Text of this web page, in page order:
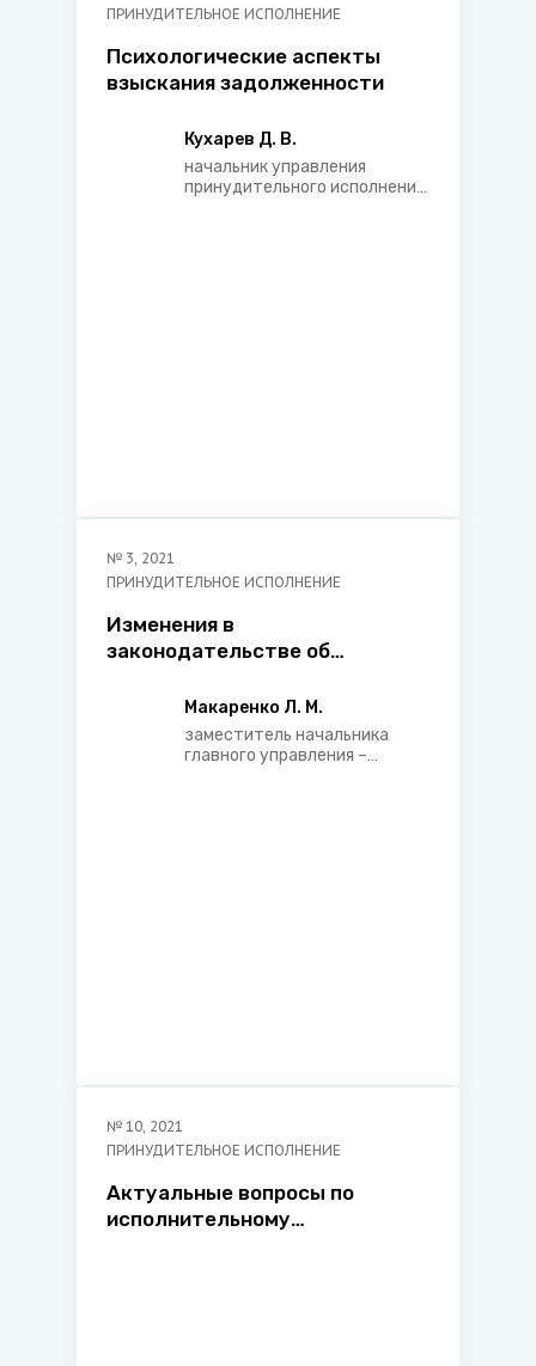
ПРИНУДИТЕЛЬНОЕ ИСПОЛНЕНИЕ
Психологические аспекты
взыскания задолженности
Кухарев Д. В.
начальник управления
принудительного исполнения
№ 3, 2021
ПРИНУДИТЕЛЬНОЕ ИСПОЛНЕНИЕ
Изменения в
законодательстве об
Макаренко Л. М.
заместитель начальника
главного управления –
№ 10, 2021
ПРИНУДИТЕЛЬНОЕ ИСПОЛНЕНИЕ
Актуальные вопросы по
исполнительному